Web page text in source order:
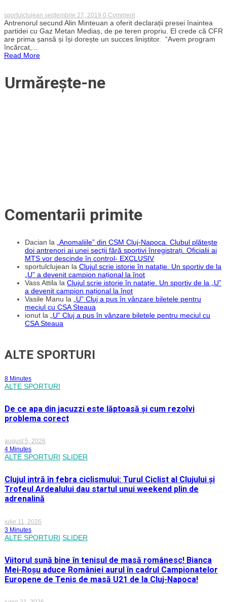
sportulclujean septembrie 27, 2019 0 Commenton
Minteuan,
CFR
Cluj,
înainte
Antrenorul secund Alin Minteuan a oferit declarații presei înaintea
partidei cu Gaz Metan Mediaș, de pe teren propriu. El crede că CFR
are prima șansă și își dorește un succes liniștitor. “Avem program
încărcat,...
Read More
Urmărește-ne
Comentarii primite
Dacian la
„Anomaliile” din CSM Cluj-Napoca. Clubul plătește
doi antrenori ai unei secții fără sportivi înregistrați. Oficialii ai
MTS vor descinde în control- EXCLUSIV
sportulclujean la Clujul scrie istorie în natație. Un sportiv de la
„U” a devenit campion național la înot
Vass Attila la Clujul scrie istorie în natație. Un sportiv de la „U”
a devenit campion național la înot
Vasile Manu la
„U” Cluj a pus în vânzare biletele pentru
meciul cu CSA Steaua
ionut la
„U” Cluj a pus în vânzare biletele pentru meciul cu
CSA Steaua
ALTE SPORTURI
8 Minutes
ALTE SPORTURI
De ce apa din jacuzzi este lăptoasă și cum rezolvi
problema corect
august 5, 2026
4 Minutes
ALTE SPORTURI SLIDER
Clujul intră în febra ciclismului: Turul Ciclist al Clujului și
Trofeul Ardealului dau startul unui weekend plin de
adrenalină
iulie 11, 2026
3 Minutes
ALTE SPORTURI SLIDER
Viitorul sună bine în tenisul de masă românesc! Bianca
Mei-Roșu aduce României aurul în cadrul Campionatelor
Europene de Tenis de masă U21 de la Cluj-Napoca!